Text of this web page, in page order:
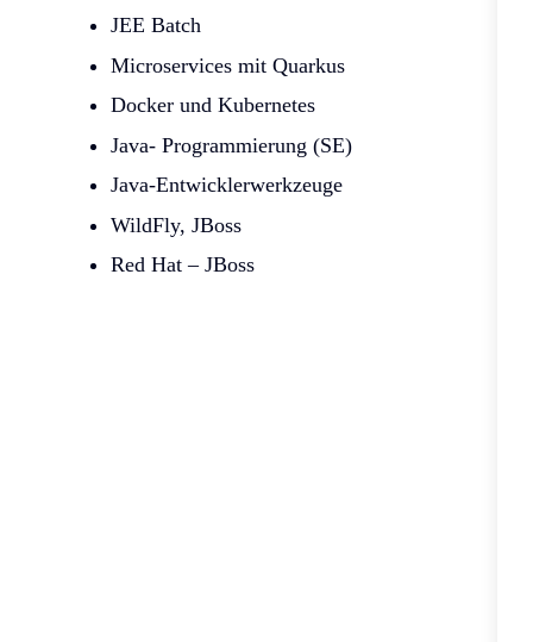
JEE Batch
Microservices mit Quarkus
Docker und Kubernetes
Java- Programmierung (SE)
Java-Entwicklerwerkzeuge
WildFly, JBoss
Red Hat – JBoss